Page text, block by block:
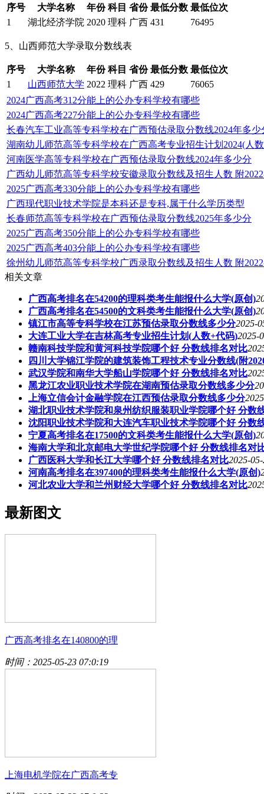
序号 大学名称 年份 科目 省份 最低分数 最低位次
1
湖北经济学院 2020 理科 广西 431 76495
5、山西师范大学录取分数线表
序号 大学名称 年份 科目 省份 最低分数 最低位次
1
山西师范大学 2022 理科 广西 429
76065
2024广西高考312分能上的公办专科学校有哪些
2024广西高考227分能上的公办专科学校有哪些
长春汽车工业高等专科学校在广西预估录取分数线2024年多少
湖南幼儿师范高等专科学校在广西高考专业招生计划2024(人
河南医学高等专科学校在广西预估录取分数线2024年多少分
广西幼儿师范高等专科学校安徽录取分数线及招生人数 附
2025广西高考330分能上的公办专科学校有哪些
广西现代职业技术学院是本科还是专科,属于什么学历类型
长春师范高等专科学校在广西预估录取分数线2025年多少分
2025广西高考350分能上的公办专科学校有哪些
2025广西高考403分能上的公办专科学校有哪些
徐州幼儿师范高等专科学校广西录取分数线及招生人数 附
相关文章
广西高考排名在54200的理科类考生能报什么大学(原创)
广西高考排名在54500的文科类考生能报什么大学(原创)
镇江市高等专科学校在江苏预估录取分数线多少分2025-
大连工业大学在吉林高考专业招生计划(人数+代码)2025-
赣南科技学院和黄河科技学院哪个好 分数线排名对比
四川大学锦江学院的建筑装饰工程技术专业分数线(附
武汉学院和南华大学船山学院哪个好 分数线排名对比
黑龙江农业职业技术学院在湖南预估录取分数线多少分
上海立信会计金融学院在江西预估录取分数线多少分
湖北职业技术学院和泉州纺织服装职业学院哪个好 分数
沈阳职业技术学院和大连汽车职业技术学院哪个好 分数
宁夏高考排名在17500的文科类考生能报什么大学(原创)
海南大学和北京邮电大学世纪学院哪个好 分数线排名对
广西医科大学和长江大学哪个好 分数线排名对比2025-
河南高考排名在397400的理科类考生能报什么大学(原创)
河北农业大学和兰州财经大学哪个好 分数线排名对比
最新图文
广西高考排名在140800的理
时间：2025-05-23 07:0:19
上海电机学院在广西高考专